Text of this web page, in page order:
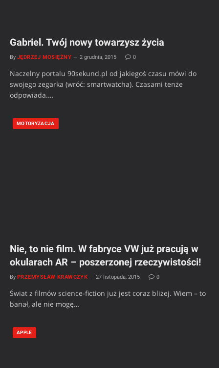
Gabriel. Twój nowy towarzysz życia
By JĘDRZEJ MOSIĘŻNY 2 grudnia, 2015 0
Naczelny portalu 90sekund.pl od jakiegoś czasu mówi do
swojego zegarka (wróć: smartwatcha). Czasami tenże
odpowiada.…
MOTORYZACJA
Nie, to nie film. W fabryce VW już pracują w
okularach AR – poszerzonej rzeczywistości!
By PRZEMYSŁAW KRAWCZYK 27 listopada, 2015 0
Świat z filmów science-fiction już jest coraz bliżej. Wiem – to
banał, ale nie mogę…
APPLE